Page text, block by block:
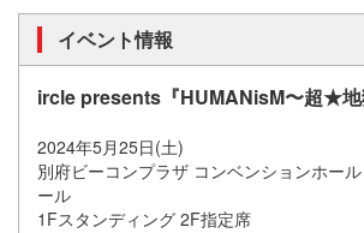
イベント情報
ircle presents『HUMANisM〜超★地
2024年5月25日(土)
別府ビーコンプラザ コンベンションホー
ール
1Fスタンディング 2F指定席